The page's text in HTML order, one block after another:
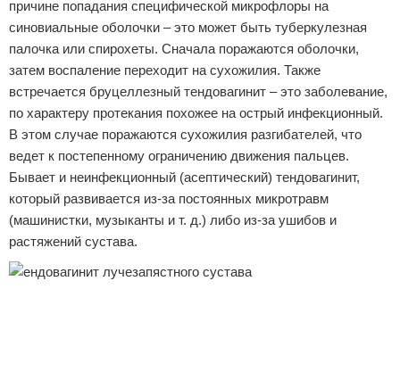
причине попадания специфической микрофлоры на
синовиальные оболочки – это может быть туберкулезная
палочка или спирохеты. Сначала поражаются оболочки,
затем воспаление переходит на сухожилия. Также
встречается бруцеллезный тендовагинит – это заболевание,
по характеру протекания похожее на острый инфекционный.
В этом случае поражаются сухожилия разгибателей, что
ведет к постепенному ограничению движения пальцев.
Бывает и неинфекционный (асептический) тендовагинит,
который развивается из-за постоянных микротравм
(машинистки, музыканты и т. д.) либо из-за ушибов и
растяжений сустава.